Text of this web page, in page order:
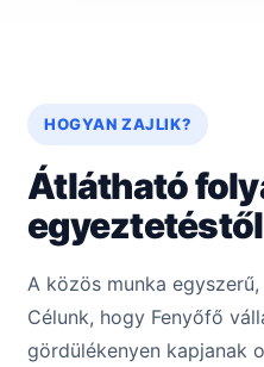
HOGYAN ZAJLIK?
Átlátható
A közös munka
Célunk, hogy Fenyőfő
gördülékenyen kapjanak